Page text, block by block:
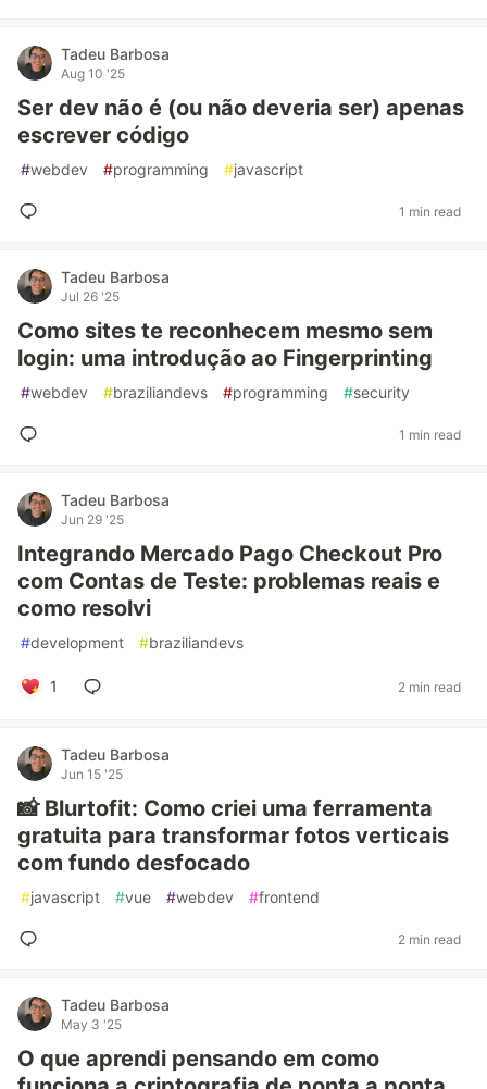
Tadeu Barbosa
Aug 10 '25
Ser dev não é (ou não deveria ser) apenas
escrever código
#webdev #programming #javascript
1 min read
Tadeu Barbosa
Jul 26 '25
Como sites te reconhecem mesmo sem
login: uma introdução ao Fingerprinting
#webdev #braziliandevs #programming #security
1 min read
Tadeu Barbosa
Jun 29 '25
Integrando Mercado Pago Checkout Pro
com Contas de Teste: problemas reais e
como resolvi
#development #braziliandevs
1 2 min read
Tadeu Barbosa
Jun 15 '25
📸 Blurtofit: Como criei uma ferramenta
gratuita para transformar fotos verticais
com fundo desfocado
#javascript #vue #webdev #frontend
2 min read
Tadeu Barbosa
May 3 '25
O que aprendi pensando em como